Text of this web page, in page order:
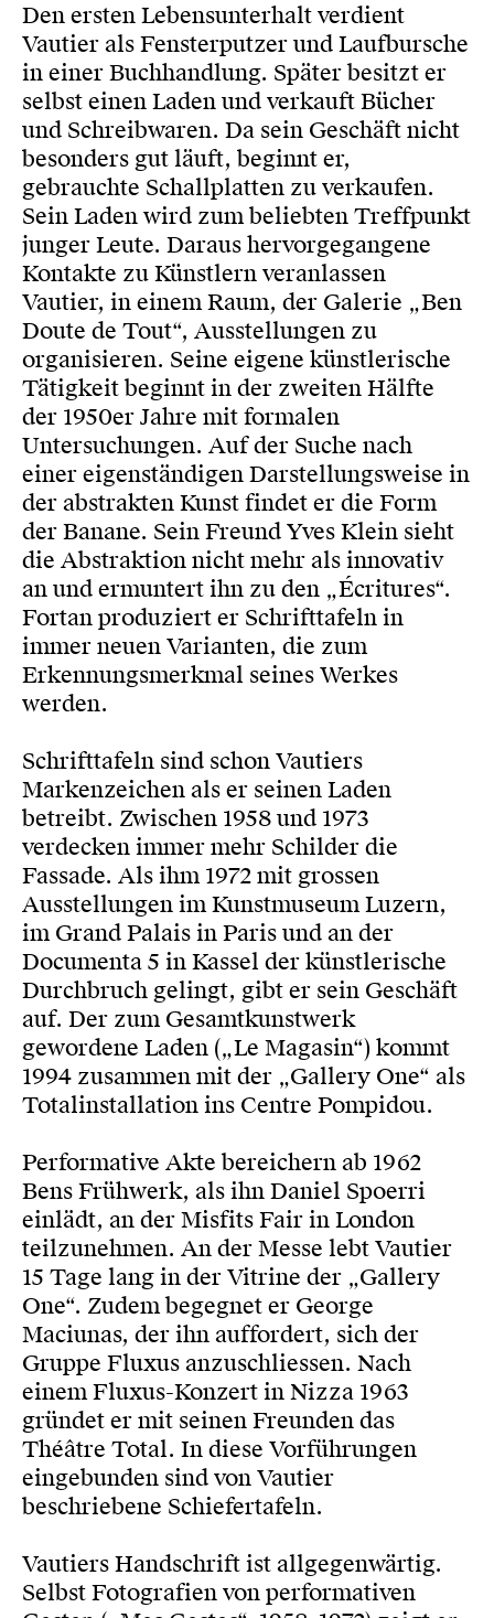
Den ersten Lebensunterhalt verdient
Vautier als Fensterputzer und Laufbursche
in einer Buchhandlung. Später besitzt er
selbst einen Laden und verkauft Bücher
und Schreibwaren. Da sein Geschäft nicht
besonders gut läuft, beginnt er,
gebrauchte Schallplatten zu verkaufen.
Sein Laden wird zum beliebten Treffpunkt
junger Leute. Daraus hervorgegangene
Kontakte zu Künstlern veranlassen
Vautier, in einem Raum, der Galerie „Ben
Doute de Tout“, Ausstellungen zu
organisieren. Seine eigene künstlerische
Tätigkeit beginnt in der zweiten Hälfte
der 1950er Jahre mit formalen
Untersuchungen. Auf der Suche nach
einer eigenständigen Darstellungsweise in
der abstrakten Kunst findet er die Form
der Banane. Sein Freund Yves Klein sieht
die Abstraktion nicht mehr als innovativ
an und ermuntert ihn zu den „Écritures“.
Fortan produziert er Schrifttafeln in
immer neuen Varianten, die zum
Erkennungsmerkmal seines Werkes
werden.
Schrifttafeln sind schon Vautiers
Markenzeichen als er seinen Laden
betreibt. Zwischen 1958 und 1973
verdecken immer mehr Schilder die
Fassade. Als ihm 1972 mit grossen
Ausstellungen im Kunstmuseum Luzern,
im Grand Palais in Paris und an der
Documenta 5 in Kassel der künstlerische
Durchbruch gelingt, gibt er sein Geschäft
auf. Der zum Gesamtkunstwerk
gewordene Laden („Le Magasin“) kommt
1994 zusammen mit der „Gallery One“ als
Totalinstallation ins Centre Pompidou.
Performative Akte bereichern ab 1962
Bens Frühwerk, als ihn Daniel Spoerri
einlädt, an der Misfits Fair in London
teilzunehmen. An der Messe lebt Vautier
15 Tage lang in der Vitrine der „Gallery
One“. Zudem begegnet er George
Maciunas, der ihn auffordert, sich der
Gruppe Fluxus anzuschliessen. Nach
einem Fluxus-Konzert in Nizza 1963
gründet er mit seinen Freunden das
Théâtre Total. In diese Vorführungen
eingebunden sind von Vautier
beschriebene Schiefertafeln.
Vautiers Handschrift ist allgegenwärtig.
Selbst Fotografien von performativen